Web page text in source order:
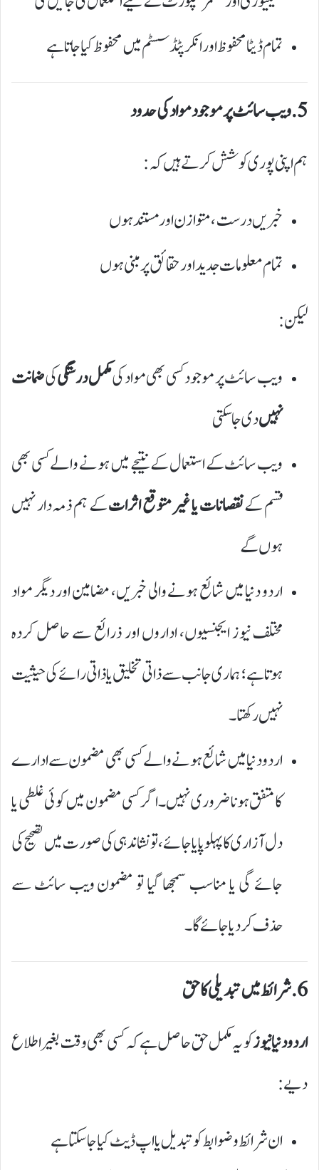
تمام ڈیٹا محفوظ اور انکرپٹڈ سسٹم میں محفوظ کیا جاتا ہے
5. ویب سائٹ پر موجود مواد کی حدود
ہم اپنی پوری کوشش کرتے ہیں کہ:
خبریں درست، متوازن اور مستند ہوں
تمام معلومات جدید اور حقائق پر مبنی ہوں
لیکن:
ویب سائٹ پر موجود کسی بھی مواد کیمکمل درستگیکیضمانت
نہیںدی جا سکتی
ویب سائٹ کے استعمال کے نتیجے میں ہونے والے کسی بھی
قسم کےنقصانات یا غیر متوقع اثراتکے ہم ذمہ دار نہیں
ہوں گے
اردو دنیا میں شائع ہونے والی خبریں، مضامین اور دیگر مواد
مختلف نیوز ایجنسیوں، اداروں اور ذرائع سے حاصل کردہ
ہوتا ہے؛ ہماری جانب سے ذاتی تخلیق یا ذاتی رائے کی حیثیت
نہیں رکھتا۔
اردو دنیا میں شائع ہونے والے کسی بھی مضمون سے ادارے
کا متفق ہونا ضروری نہیں۔ اگر کسی مضمون میں کوئی غلطی یا
دل آزاری کا پہلو پایا جائے، تو نشاندہی کی صورت میں تصحیح کی
جائے گی یا مناسب سمجھا گیا تو مضمون ویب سائٹ سے
حذف کر دیا جائے گا۔
6. شرائط میں تبدیلی کا حق
اردو دنیا نیوزکو یہ مکمل حق حاصل ہے کہ کسی بھی وقت بغیر اطلاع
دیے:
ان شرائط و ضوابط کو تبدیل یا اپ ڈیٹ کیا جا سکتا ہے